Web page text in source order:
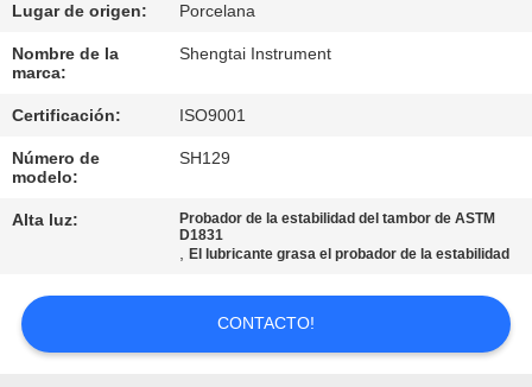
DE
CALIDAD
EN
CONTACTO
PIDA
UNA
Lugar de origen: Porcelana
Nombre de la
marca:
Shengtai Instrument
Certificación: ISO9001
Número de
modelo:
SH129
Alta luz:
Probador de la estabilidad del tambor de ASTM
D1831
,El lubricante grasa el probador de la estabilidad
CONTACTO!